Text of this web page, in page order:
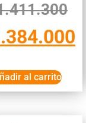
al carrito